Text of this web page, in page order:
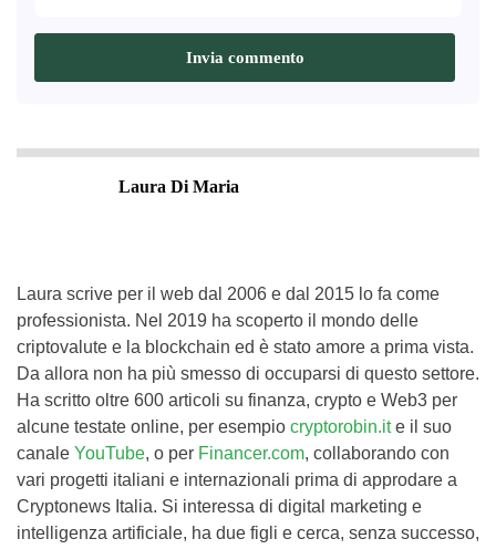
Laura Di Maria
Laura scrive per il web dal 2006 e dal 2015 lo fa come
professionista. Nel 2019 ha scoperto il mondo delle
criptovalute e la blockchain ed è stato amore a prima vista.
Da allora non ha più smesso di occuparsi di questo settore.
Ha scritto oltre 600 articoli su finanza, crypto e Web3 per
alcune testate online, per esempio cryptorobin.it e il suo
canale YouTube, o per Financer.com, collaborando con
vari progetti italiani e internazionali prima di approdare a
Cryptonews Italia. Si interessa di digital marketing e
intelligenza artificiale, ha due figli e cerca, senza successo,